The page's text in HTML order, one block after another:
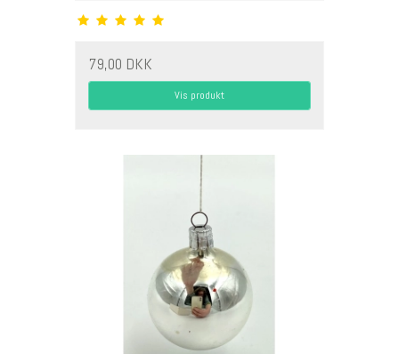
79,00 DKK
Vis produkt